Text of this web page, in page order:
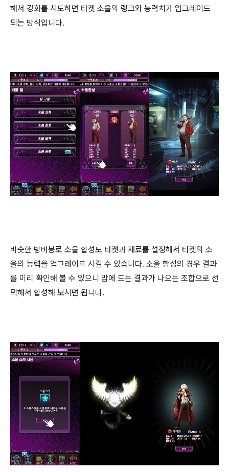
해서 강화를 시도하면 타켓 소울의 랭크와 능력치가 업그레이드
되는 방식입니다.
비슷한 방버븡로 소울 합성도 타켓과 재료를 설정해서 타켓의 소
울의 능력을 업그레이드 시킬 수 있습니다. 소울 합성의 경우 결과
를 미리 확인해 볼 수 있으니 맘에 드는 결과가 나오는 조합으로 선
택해서 합성해 보시면 됩니다.